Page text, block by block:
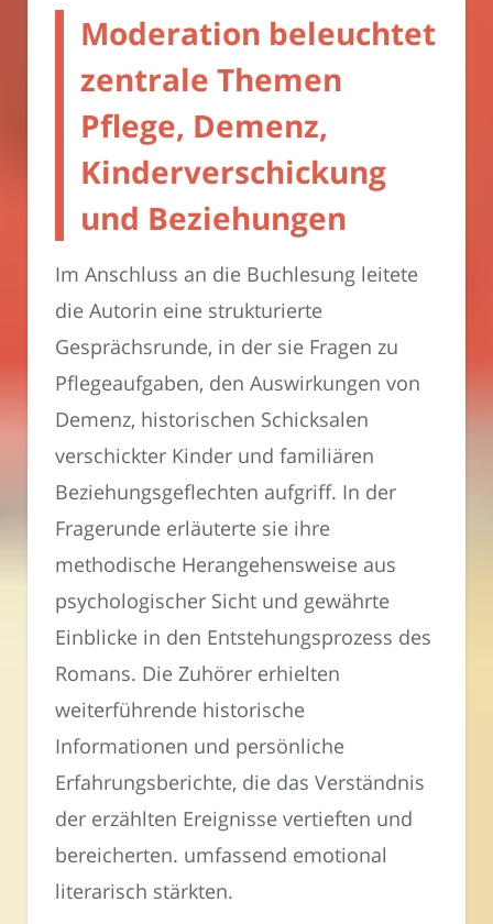
Moderation beleuchtet
zentrale Themen
Pflege, Demenz,
Kinderverschickung
und Beziehungen
Im Anschluss an die Buchlesung leitete
die Autorin eine strukturierte
Gesprächsrunde, in der sie Fragen zu
Pflegeaufgaben, den Auswirkungen von
Demenz, historischen Schicksalen
verschickter Kinder und familiären
Beziehungsgeflechten aufgriff. In der
Fragerunde erläuterte sie ihre
methodische Herangehensweise aus
psychologischer Sicht und gewährte
Einblicke in den Entstehungsprozess des
Romans. Die Zuhörer erhielten
weiterführende historische
Informationen und persönliche
Erfahrungsberichte, die das Verständnis
der erzählten Ereignisse vertieften und
bereicherten. umfassend emotional
literarisch stärkten.